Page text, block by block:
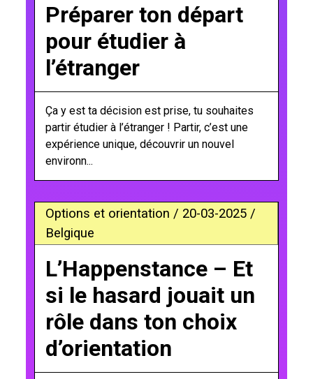
Préparer ton départ
pour étudier à
l’étranger
Ça y est ta décision est prise, tu souhaites
partir étudier à l’étranger ! Partir, c’est une
expérience unique, découvrir un nouvel
environn...
Options et orientation / 20-03-2025 /
Belgique
L’Happenstance – Et
si le hasard jouait un
rôle dans ton choix
d’orientation